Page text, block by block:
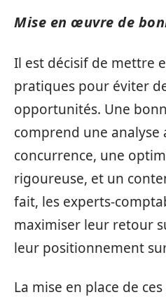
Mise en œuvre de
Il est décisif de mettre
pratiques pour éviter
opportunités. Une
comprend une
concurrence, une
rigoureuse, et un
fait, les experts-
maximiser leur retour
leur positionnement
La mise en place de